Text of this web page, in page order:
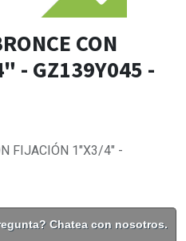
CON
- GZ139Y045 -
FIJACIÓN 1"X3/4" -
Chatea con nosotros.